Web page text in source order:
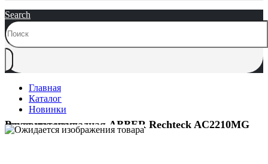
Search
Главная
Каталог
Новинки
Раковина накладная ABBER Rechteck AC2210MG серая матовая